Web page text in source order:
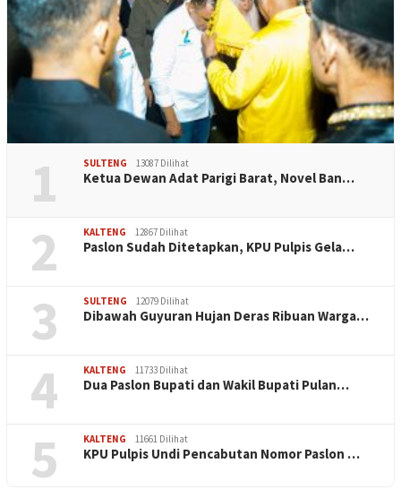
1 SULTENG 13087 Dilihat
Ketua Dewan Adat Parigi Barat, Novel Ban…
2 KALTENG 12867 Dilihat
Paslon Sudah Ditetapkan, KPU Pulpis Gela…
3 SULTENG 12079 Dilihat
Dibawah Guyuran Hujan Deras Ribuan Warga…
4 KALTENG 11733 Dilihat
Dua Paslon Bupati dan Wakil Bupati Pulan…
5 KALTENG 11661 Dilihat
KPU Pulpis Undi Pencabutan Nomor Paslon …